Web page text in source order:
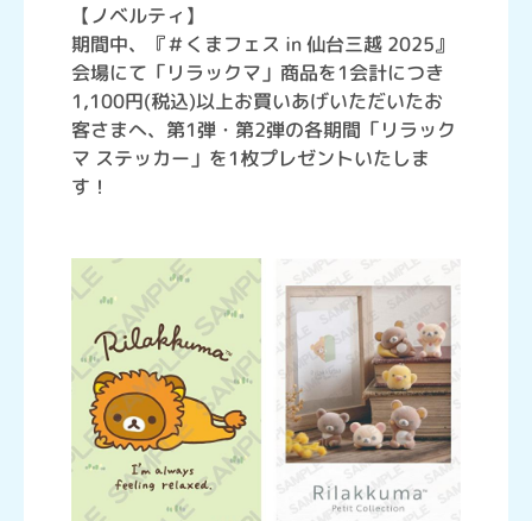
【ノベルティ】
期間中、『＃くまフェス in 仙台三越 2025』
会場にて「リラックマ」商品を1会計につき
1,100円(税込)以上お買いあげいただいたお
客さまへ、第1弾・第2弾の各期間「リラック
マ ステッカー」を1枚プレゼントいたしま
す！